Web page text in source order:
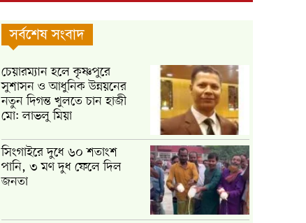
সর্বশেষ সংবাদ
চেয়ারম্যান হলে কৃষ্ণপুরে
সুশাসন ও আধুনিক উন্নয়নের
নতুন দিগন্ত খুলতে চান হাজী
মো: লাভলু মিয়া
সিংগাইরে দুধে ৬০ শতাংশ
পানি, ৩ মণ দুধ ফেলে দিল
জনতা